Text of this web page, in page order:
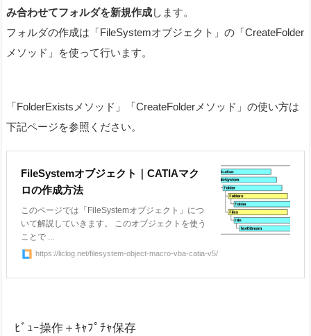
み合わせてフォルダを新規作成します。
フォルダの作成は「FileSystemオブジェクト」の「CreateFolder
メソッド」を使って行います。
「FolderExistsメソッド」「CreateFolderメソッド」の使い方は
下記ページを参照ください。
FileSystemオブジェクト｜CATIAマク
ロの作成方法
このページでは「FileSystemオブジェクト」につ
いて解説していきます。 このオブジェクトを使う
ことで ...
https://liclog.net/filesystem-object-macro-vba-catia-v5/
ﾋﾞｭｰ操作＋ｷｬﾌﾟﾁｬ保存